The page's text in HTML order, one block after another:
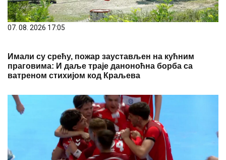
07. 08. 2026 17:05
Имали су срећу, пожар заустављен на кућним
праговима: И даље траје даноноћна борба са
ватреном стихијом код Краљева